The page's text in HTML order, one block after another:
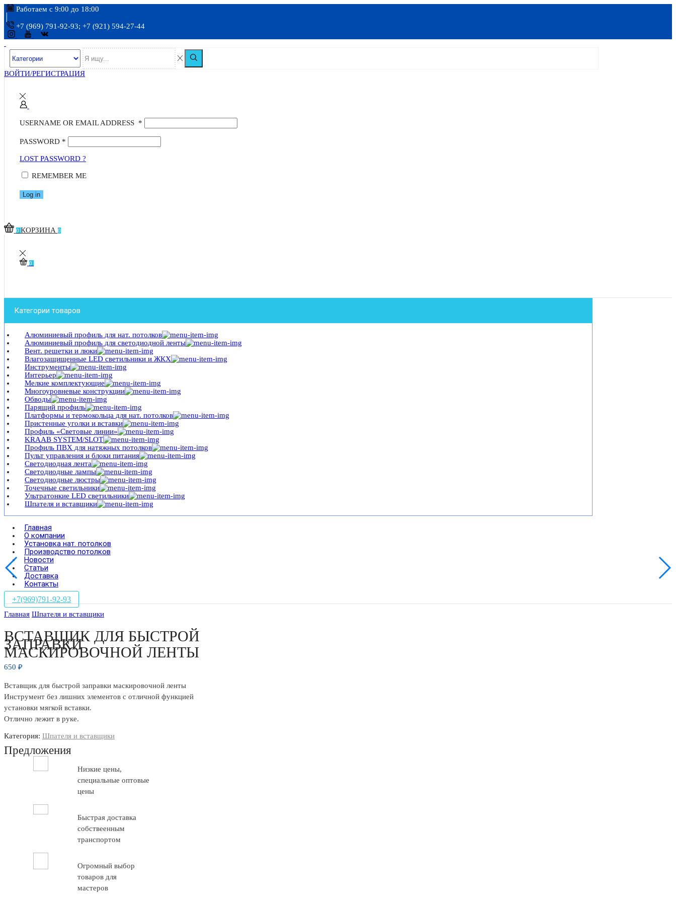
Работаем с 9:00 до 18:00
+7 (969) 791-92-93; +7 (921) 594-27-44
ВОЙТИ/РЕГИСТРАЦИЯ
USERNAME OR EMAIL ADDRESS *
PASSWORD *
LOST PASSWORD ?
REMEMBER ME
Log in
0 КОРЗИНА 0
0
Категории товаров
Алюминиевый профиль для нат. потолков
Алюминиевый профиль для светодиодной ленты
Вент. решетки и люки
Влагозащищенные LED светильники и ЖКХ
Инструменты
Интерьер
Мелкие комплектующие
Многоуровневые конструкции
Обводы
Парящий профиль
Платформы и термокольца для нат. потолков
Пристенные уголки и вставки
Профиль «Световые линии»
KRAAB SYSTEM/SLOT
Профиль ПВХ для натяжных потолков
Пульт управления и блоки питания
Светодиодная лента
Светодиодные лампы
Светодиодные люстры
Точечные светильники
Ультратонкие LED светильники
Шпателя и вставщики
Главная
О компании
Установка нат. потолков
Производство потолков
Новости
Статьи
Доставка
Контакты
+7(969)791-92-93
Главная Шпателя и вставщики
ВСТАВЩИК ДЛЯ БЫСТРОЙ
ЗАПРАВКИ
МАСКИРОВОЧНОЙ ЛЕНТЫ
650 ₽
Вставщик для быстрой заправки маскировочной ленты
Инструмент без лишних элементов с отличной функцией
установки мягкой вставки.
Отлично лежит в руке.
Категория: Шпателя и вставщики
Предложения
Низкие цены,
специальные оптовые
цены
Быстрая доставка
собствеенным
транспортом
Огромный выбор
товаров для
мастеров